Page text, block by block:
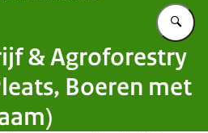
& Agroforestry
Boeren met